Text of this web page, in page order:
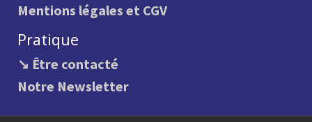
Mentions légales et CGV
Pratique
↘ Être contacté
Notre Newsletter